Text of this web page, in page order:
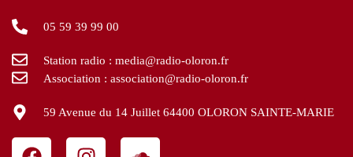
05 59 39 99 00
Station radio : media@radio-oloron.fr
Association : association@radio-oloron.fr
59 Avenue du 14 Juillet 64400 OLORON SAINTE-MARIE